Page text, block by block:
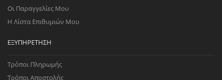
Οι Παραγγελίες Μου
Η Λίστα Επιθυμιών Μου
ΕΞΥΠΗΡΈΤΗΣΗ
Τρόποι Πληρωμής
Τρόποι Αποστολής